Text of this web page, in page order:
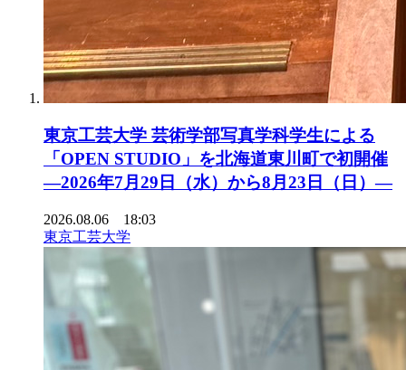
東京工芸大学 芸術学部写真学科学生による
「OPEN STUDIO」を北海道東川町で初開催
―2026年7月29日（水）から8月23日（日）―
2026.08.06 18:03
東京工芸大学